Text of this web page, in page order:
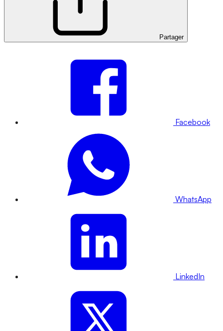
Partager
Facebook
WhatsApp
LinkedIn